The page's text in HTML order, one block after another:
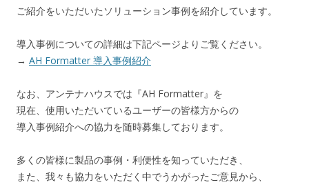
ご紹介をいただいたソリューション事例を紹介しています。
導入事例についての詳細は下記ページよりご覧ください。
→ AH Formatter 導入事例紹介
なお、アンテナハウスでは『AH Formatter』を
現在、使用いただいているユーザーの皆様方からの
導入事例紹介への協力を随時募集しております。
多くの皆様に製品の事例・利便性を知っていただき、
また、我々も協力をいただく中でうかがったご意見から、